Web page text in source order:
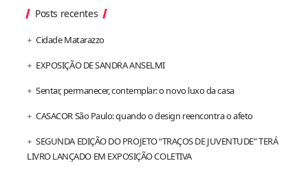
Posts recentes
Cidade Matarazzo
EXPOSIÇÃO DE SANDRA ANSELMI
Sentar, permanecer, contemplar: o novo luxo da casa
CASACOR São Paulo: quando o design reencontra o afeto
SEGUNDA EDIÇÃO DO PROJETO “TRAÇOS DE JUVENTUDE” TERÁ
LIVRO LANÇADO EM EXPOSIÇÃO COLETIVA